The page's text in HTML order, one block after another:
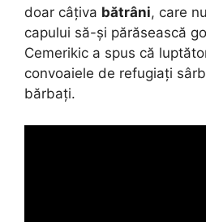
doar câțiva bătrâni, care
capului să-și părăsească
Cemerikic a spus că
convoaiele de refugiați
bărbați.